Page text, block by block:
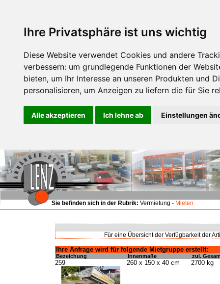
Ihre Privatsphäre ist uns wichtig
Diese Website verwendet Cookies und andere
verbessern: um grundlegende Funktionen der
bieten, um Ihr Interesse an unseren Produkten und
personalisieren, um Anzeigen zu liefern die für Sie
Alle akzeptieren Ich lehne ab Einstellungen
Sie befinden sich in der Rubrik: Vermietung - Mieten
Für eine Übersicht der Verfügbarkeit der
Ihre Anfrage wird für folgende Mietgruppe erstellt:
Bezeichung Innenmaße zul.
259 260 x 150 x 40 cm 2700 kg